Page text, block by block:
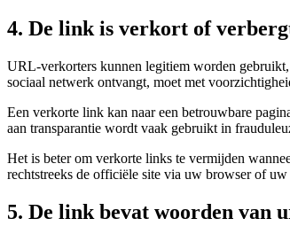
4. De link is verkort of
URL-verkorters kunnen legitiem worden
sociaal netwerk ontvangt, moet met
Een verkorte link kan naar een betrouwbare
aan transparantie wordt vaak gebruikt in
Het is beter om verkorte links te vermijden
rechtstreeks de officiële site via uw browser of
5. De link bevat woorden van